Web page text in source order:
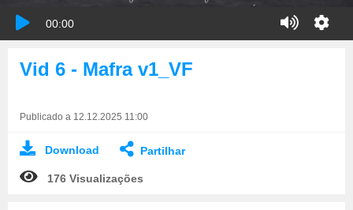
00:00
Vid 6 - Mafra v1_VF
Publicado a 12.12.2025 11:00
Download Partilhar
176 Visualizações